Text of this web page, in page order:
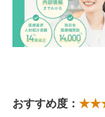
おすすめ度：